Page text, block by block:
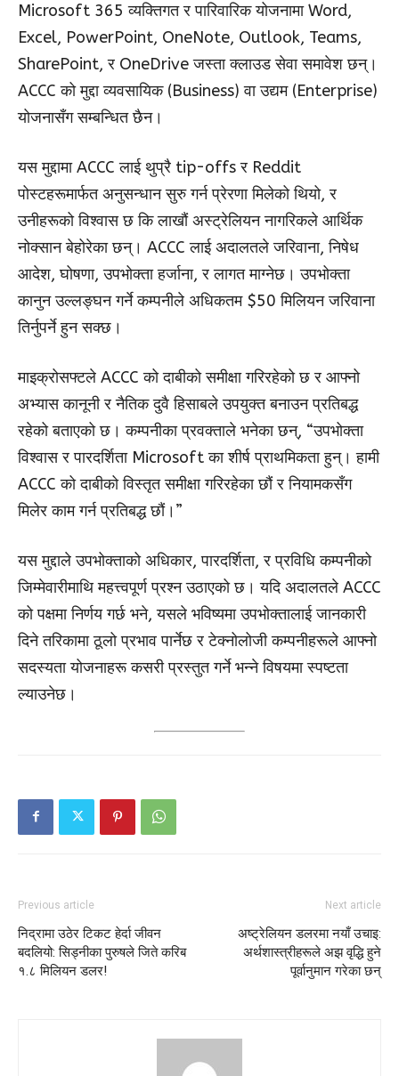
Microsoft 365 व्यक्तिगत र पारिवारिक योजनामा Word,
Excel, PowerPoint, OneNote, Outlook, Teams,
SharePoint, र OneDrive जस्ता क्लाउड सेवा समावेश छन्।
ACCC को मुद्दा व्यवसायिक (Business) वा उद्यम (Enterprise)
योजनासँग सम्बन्धित छैन।
यस मुद्दामा ACCC लाई थुप्रै tip-offs र Reddit
पोस्टहरूमार्फत अनुसन्धान सुरु गर्न प्रेरणा मिलेको थियो, र
उनीहरूको विश्वास छ कि लाखौं अस्ट्रेलियन नागरिकले आर्थिक
नोक्सान बेहोरेका छन्। ACCC लाई अदालतले जरिवाना, निषेध
आदेश, घोषणा, उपभोक्ता हर्जाना, र लागत माग्नेछ। उपभोक्ता
कानुन उल्लङ्घन गर्ने कम्पनीले अधिकतम $50 मिलियन जरिवाना
तिर्नुपर्ने हुन सक्छ।
माइक्रोसफ्टले ACCC को दाबीको समीक्षा गरिरहेको छ र आफ्नो
अभ्यास कानूनी र नैतिक दुवै हिसाबले उपयुक्त बनाउन प्रतिबद्ध
रहेको बताएको छ। कम्पनीका प्रवक्ताले भनेका छन्, “उपभोक्ता
विश्वास र पारदर्शिता Microsoft का शीर्ष प्राथमिकता हुन्। हामी
ACCC को दाबीको विस्तृत समीक्षा गरिरहेका छौं र नियामकसँग
मिलेर काम गर्न प्रतिबद्ध छौं।”
यस मुद्दाले उपभोक्ताको अधिकार, पारदर्शिता, र प्रविधि कम्पनीको
जिम्मेवारीमाथि महत्त्वपूर्ण प्रश्न उठाएको छ। यदि अदालतले ACCC
को पक्षमा निर्णय गर्छ भने, यसले भविष्यमा उपभोक्तालाई जानकारी
दिने तरिकामा ठूलो प्रभाव पार्नेछ र टेक्नोलोजी कम्पनीहरूले आफ्नो
सदस्यता योजनाहरू कसरी प्रस्तुत गर्ने भन्ने विषयमा स्पष्टता
ल्याउनेछ।
Previous article
निद्रामा उठेर टिकट हेर्दा जीवन
बदलियो: सिड्नीका पुरुषले जिते करिब
१.८ मिलियन डलर!
Next article
अष्ट्रेलियन डलरमा नयाँ उचाइ:
अर्थशास्त्रीहरूले अझ वृद्धि हुने
पूर्वानुमान गरेका छन्